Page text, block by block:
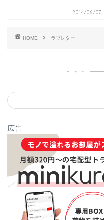
2014/06/07
HOME ラブレター
広告